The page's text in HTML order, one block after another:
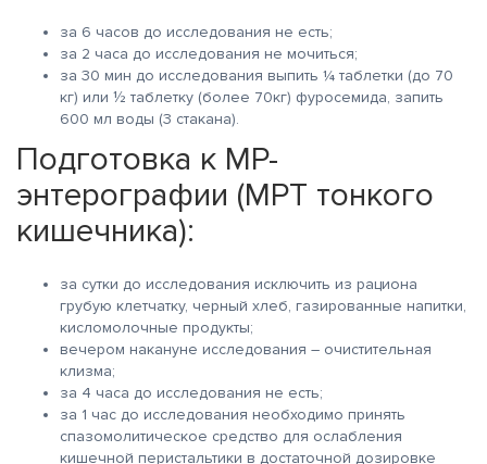
за 6 часов до исследования не есть;
за 2 часа до исследования не мочиться;
за 30 мин до исследования выпить ¼ таблетки (до 70
кг) или ½ таблетку (более 70кг) фуросемида, запить
600 мл воды (3 стакана).
Подготовка к МР-
энтерографии (МРТ тонкого
кишечника):
за сутки до исследования исключить из рациона
грубую клетчатку, черный хлеб, газированные напитки,
кисломолочные продукты;
вечером накануне исследования – очистительная
клизма;
за 4 часа до исследования не есть;
за 1 час до исследования необходимо принять
спазомолитическое средство для ослабления
кишечной перистальтики в достаточной дозировке